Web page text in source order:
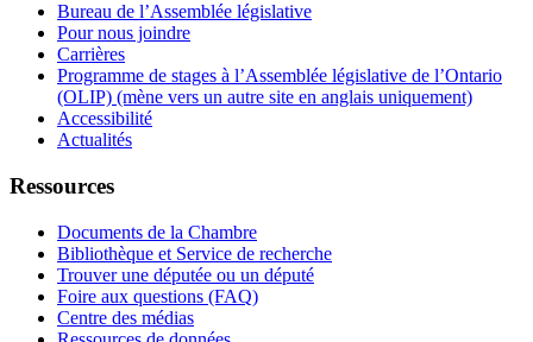
Bureau de l’Assemblée législative
Pour nous joindre
Carrières
Programme de stages à l’Assemblée législative de l’Ontario
(OLIP) (mène vers un autre site en anglais uniquement)
Accessibilité
Actualités
Ressources
Documents de la Chambre
Bibliothèque et Service de recherche
Trouver une députée ou un député
Foire aux questions (FAQ)
Centre des médias